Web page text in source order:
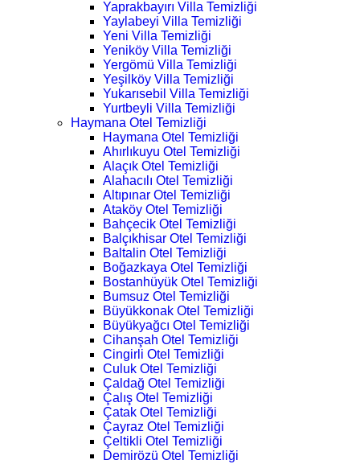
Yaprakbayırı Villa Temizliği
Yaylabeyi Villa Temizliği
Yeni Villa Temizliği
Yeniköy Villa Temizliği
Yergömü Villa Temizliği
Yeşilköy Villa Temizliği
Yukarısebil Villa Temizliği
Yurtbeyli Villa Temizliği
Haymana Otel Temizliği
Haymana Otel Temizliği
Ahırlıkuyu Otel Temizliği
Alaçık Otel Temizliği
Alahacılı Otel Temizliği
Altıpınar Otel Temizliği
Ataköy Otel Temizliği
Bahçecik Otel Temizliği
Balçıkhisar Otel Temizliği
Baltalin Otel Temizliği
Boğazkaya Otel Temizliği
Bostanhüyük Otel Temizliği
Bumsuz Otel Temizliği
Büyükkonak Otel Temizliği
Büyükyağcı Otel Temizliği
Cihanşah Otel Temizliği
Cingirli Otel Temizliği
Culuk Otel Temizliği
Çaldağ Otel Temizliği
Çalış Otel Temizliği
Çatak Otel Temizliği
Çayraz Otel Temizliği
Çeltikli Otel Temizliği
Demirözü Otel Temizliği